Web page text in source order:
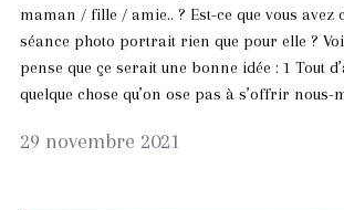
maman / fille / amie.. ? Est-ce que vous avez
séance photo portrait rien que pour elle ?
pense que çe serait une bonne idée : 1 Tout
quelque chose qu’on ose pas à s’offrir nous-
29 novembre 2021